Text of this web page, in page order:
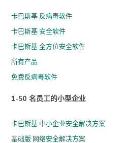
卡巴斯基 反病毒软件
卡巴斯基 安全软件
卡巴斯基 全方位安全软件
所有产品
免费反病毒软件
1-50 名员工的小型企业
卡巴斯基 中小企业安全解决方案
基础版 网络安全解决方案